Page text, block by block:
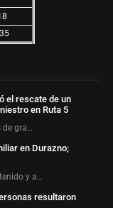
el rescate de un
en Ruta 5
de gra…
en Durazno;
y a…
resultaron